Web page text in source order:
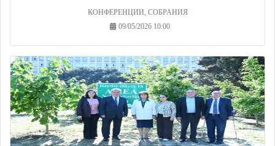
КОНФЕРЕНЦИИ, СОБРАНИЯ
09/05/2026 10:00